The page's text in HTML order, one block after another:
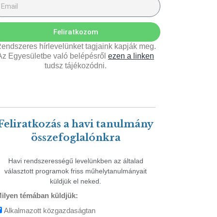
Feliratkozom
hírlevelünket tagjaink kapják meg.
Egyesületbe való belépésről ezen a linken
tudsz tájékozódni.
a havi tanulmány
összefoglalónkra
Havi rendszerességű levelünkben az általad
választott programok friss műhelytanulmányait
küldjük el neked.
témában küldjük:
Alkalmazott közgazdaságtan